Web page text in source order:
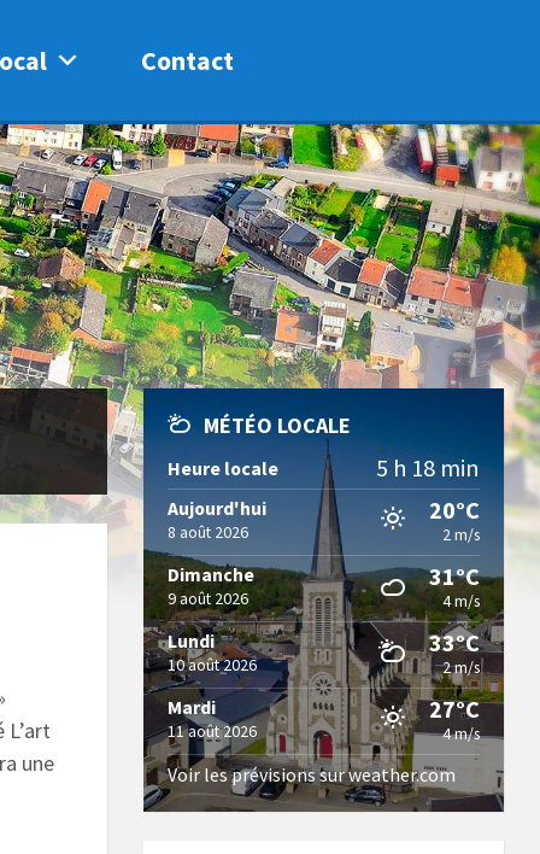
Contact
une
MÉTÉO LOCALE
Heure locale 5 h 18 min
Aujourd'hui
8 août 2026
20°C
2 m/s
Dimanche
9 août 2026
31°C
4 m/s
Lundi
10 août 2026
33°C
2 m/s
Mardi
11 août 2026
27°C
4 m/s
Voir les prévisions sur weather.com